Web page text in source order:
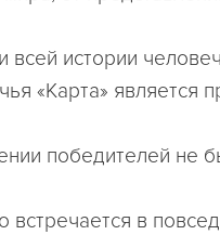
всей истории
«Карта» является
победителей не
встречается в